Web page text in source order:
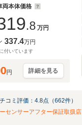
両本体価格
.8 万円
337.4万円
付いています
円 詳細を見る
コミ評価： 4.8点（662件）
センサーアフター保証取扱店